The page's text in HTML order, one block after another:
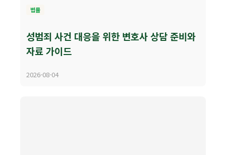
법률
성범죄 사건 대응을 위한 변호사 상담 준비와
자료 가이드
2026-08-04